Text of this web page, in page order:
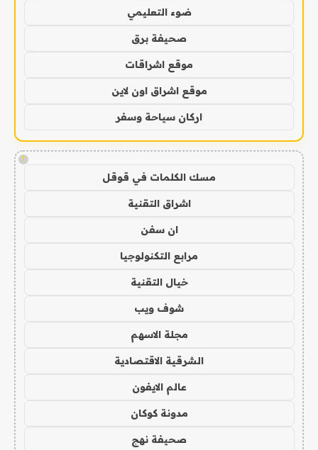
ضوء التعليمي
صحيفة برق
موقع اشراقات
موقع اشراق اون لاين
اركان سياحة وسفر
!
مسك الكلمات في قوقل
اشراق التقنية
ان سفن
مرابع التكنولوجيا
خيال التقنية
شوف ويب
مجلة الاسهم
الشرقية الاقتصادية
عالم الايفون
مدونة كوكان
صحيفة نهج